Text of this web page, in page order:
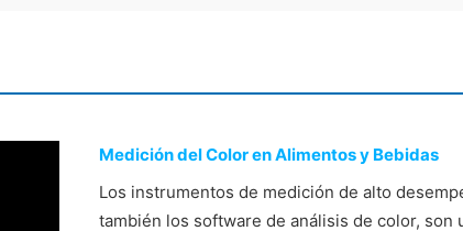
Medición del Color en Alimentos y Bebidas
Los instrumentos de medición de alto
también los software de análisis de color, son